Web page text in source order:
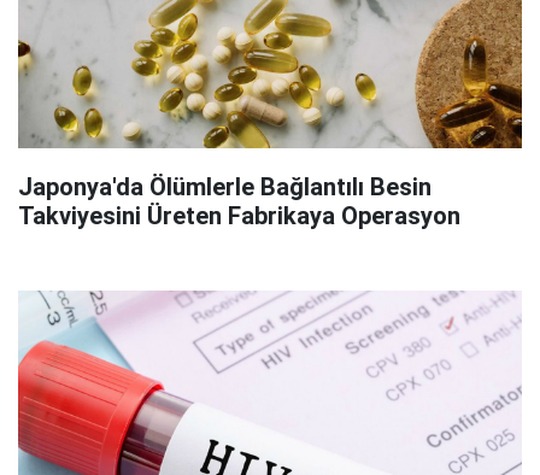
Japonya'da Ölümlerle Bağlantılı Besin
Takviyesini Üreten Fabrikaya Operasyon